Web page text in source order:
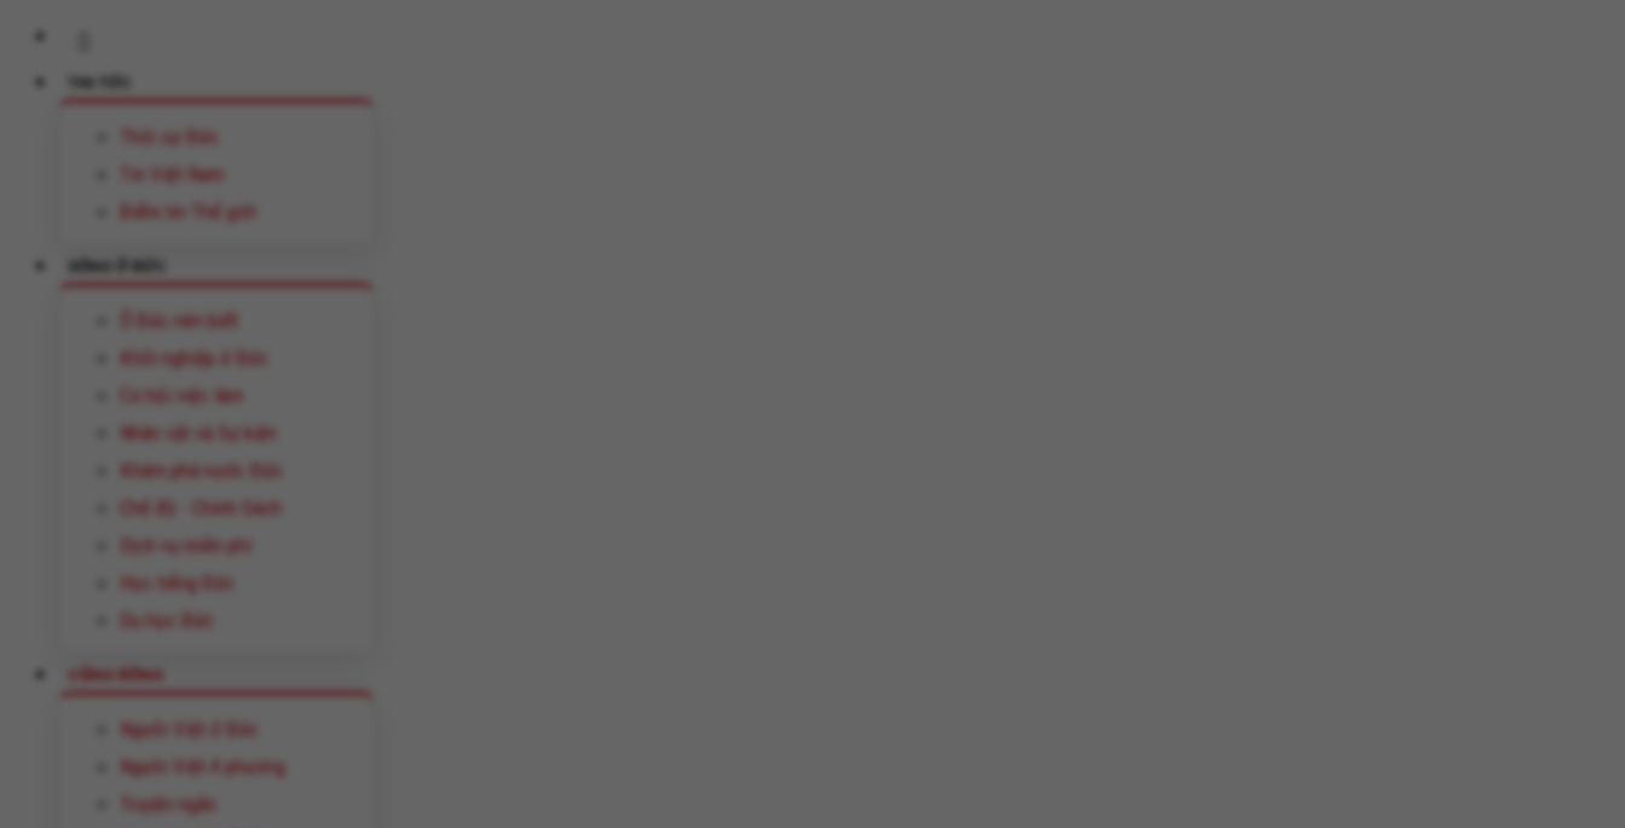
TIN TỨC
Thời sự Đức
Tin Việt Nam
Điểm tin Thế giới
SỐNG Ở ĐỨC
Ở Đức nên biết
Khởi nghiệp ở Đức
Cơ hội việc làm
Nhân vật và Sự kiện
Khám phá nước Đức
Chế độ - Chính Sách
Dịch vụ miễn phí
Học tiếng Đức
Du học Đức
CỘNG ĐỒNG
Người Việt ở Đức
Người Việt 4 phương
Truyện ngắn